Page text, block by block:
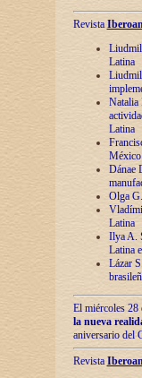
Revista
Latina
Natalia
Latina
México
Dánae
Olga
Latina
Ilya A.
Latina
Lázar
El miércoles 28
la nueva
aniversario del
Revista